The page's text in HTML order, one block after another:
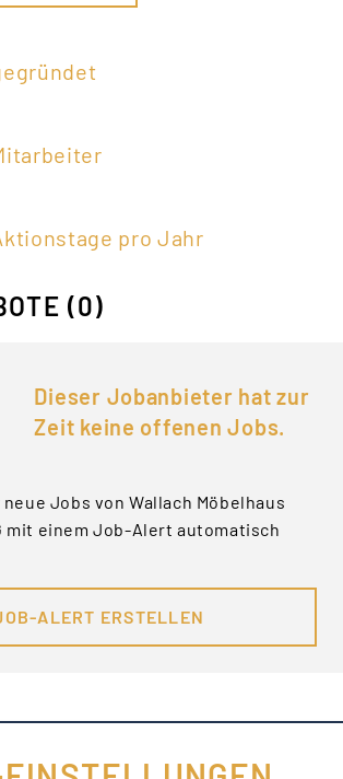
pro Jahr
(0)
Dieser Jobanbieter hat zur
Zeit keine offenen Jobs.
Jobs von Wallach Möbelhaus
mit einem Job-Alert automatisch
ALERT ERSTELLEN